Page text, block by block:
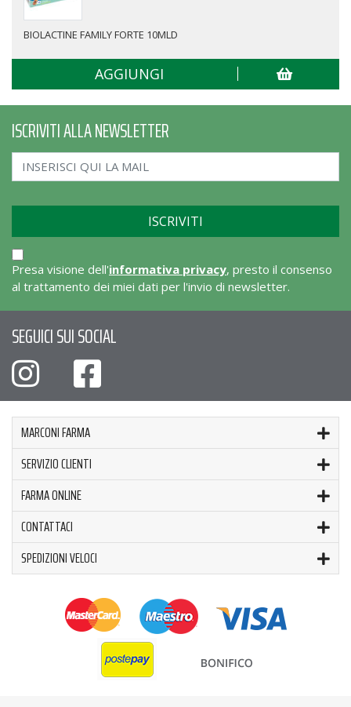
BIOLACTINE FAMILY FORTE 10MLD
AGGIUNGI
ISCRIVITI ALLA NEWSLETTER
Presa visione dell'informativa privacy, presto il consenso
al trattamento dei miei dati per l'invio di newsletter.
SEGUICI SUI SOCIAL
MARCONI FARMA
SERVIZIO CLIENTI
FARMA ONLINE
CONTATTACI
SPEDIZIONI VELOCI